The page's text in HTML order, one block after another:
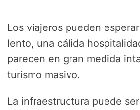
Los viajeros pueden
lento, una cálida
parecen en gran medida
turismo masivo.
La infraestructura puede